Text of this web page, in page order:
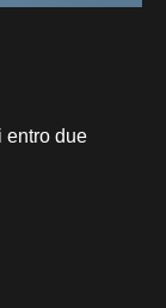
entro due